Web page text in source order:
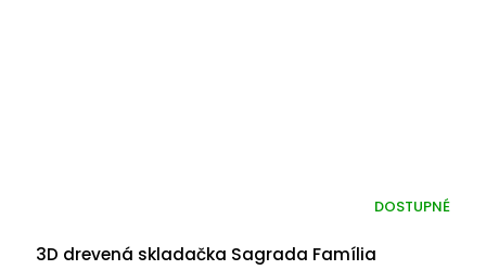
3D drevená skladačka Sagrada Família
DOSTUPNÉ